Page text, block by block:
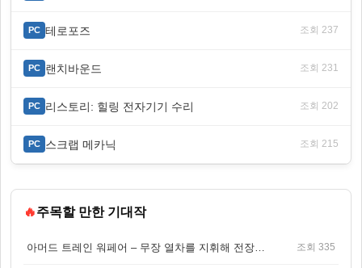
PC 테로포즈 조회 237
PC 랜치바운드 조회 231
PC 리스토리: 힐링 전자기기 수리 조회 202
PC 스크랩 메카닉 조회 215
🔥주목할 만한 기대작
조회 335